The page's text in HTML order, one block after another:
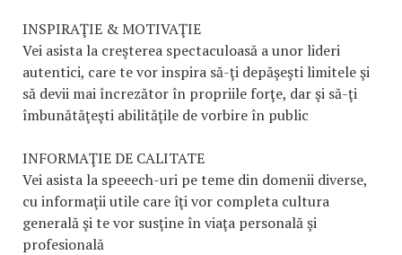
INSPIRAŢIE & MOTIVAŢIE
Vei asista la creşterea spectaculoasă a unor lideri
autentici, care te vor inspira să-ţi depăşeşti limitele şi
să devii mai încrezător în propriile forţe, dar şi să-ţi
îmbunătăţeşti abilităţile de vorbire în public
INFORMAŢIE DE CALITATE
Vei asista la speeech-uri pe teme din domenii diverse,
cu informaţii utile care îţi vor completa cultura
generală şi te vor susţine în viaţa personală şi
profesională